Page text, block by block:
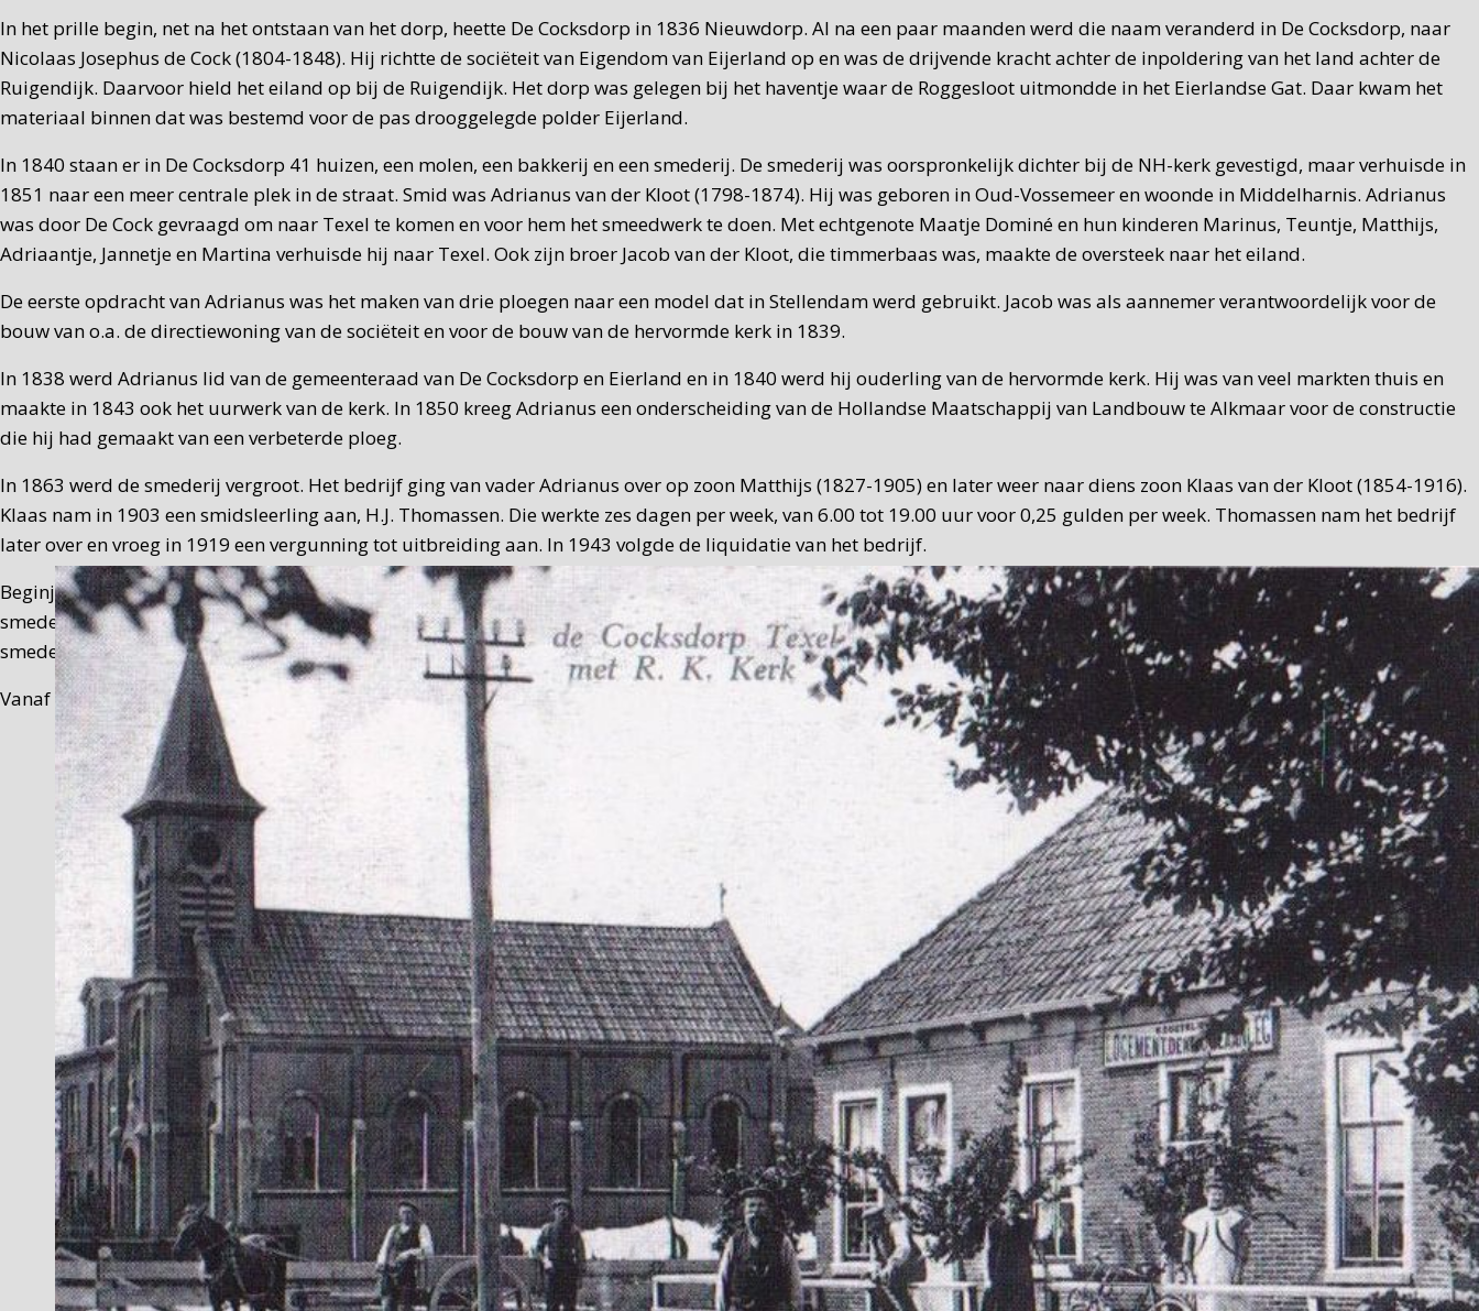
In het prille begin, net na het ontstaan van het dorp, heette De Cocksdorp in 1836 Nieuwdorp. Al na een paar maanden werd die naam veranderd in De Cocksdorp, naar
Nicolaas Josephus de Cock (1804-1848). Hij richtte de sociëteit van Eigendom van Eijerland op en was de drijvende kracht achter de inpoldering van het land achter de
Ruigendijk. Daarvoor hield het eiland op bij de Ruigendijk. Het dorp was gelegen bij het haventje waar de Roggesloot uitmondde in het Eierlandse Gat. Daar kwam het
materiaal binnen dat was bestemd voor de pas drooggelegde polder Eijerland.
In 1840 staan er in De Cocksdorp 41 huizen, een molen, een bakkerij en een smederij. De smederij was oorspronkelijk dichter bij de NH-kerk gevestigd, maar verhuisde in
1851 naar een meer centrale plek in de straat. Smid was Adrianus van der Kloot (1798-1874). Hij was geboren in Oud-Vossemeer en woonde in Middelharnis. Adrianus
was door De Cock gevraagd om naar Texel te komen en voor hem het smeedwerk te doen. Met echtgenote Maatje Dominé en hun kinderen Marinus, Teuntje, Matthijs,
Adriaantje, Jannetje en Martina verhuisde hij naar Texel. Ook zijn broer Jacob van der Kloot, die timmerbaas was, maakte de oversteek naar het eiland.
De eerste opdracht van Adrianus was het maken van drie ploegen naar een model dat in Stellendam werd gebruikt. Jacob was als aannemer verantwoordelijk voor de
bouw van o.a. de directiewoning van de sociëteit en voor de bouw van de hervormde kerk in 1839.
In 1838 werd Adrianus lid van de gemeenteraad van De Cocksdorp en Eierland en in 1840 werd hij ouderling van de hervormde kerk. Hij was van veel markten thuis en
maakte in 1843 ook het uurwerk van de kerk. In 1850 kreeg Adrianus een onderscheiding van de Hollandse Maatschappij van Landbouw te Alkmaar voor de constructie
die hij had gemaakt van een verbeterde ploeg.
In 1863 werd de smederij vergroot. Het bedrijf ging van vader Adrianus over op zoon Matthijs (1827-1905) en later weer naar diens zoon Klaas van der Kloot (1854-1916).
Klaas nam in 1903 een smidsleerling aan, H.J. Thomassen. Die werkte zes dagen per week, van 6.00 tot 19.00 uur voor 0,25 gulden per week. Thomassen nam het bedrijf
later over en vroeg in 1919 een vergunning tot uitbreiding aan. In 1943 volgde de liquidatie van het bedrijf.
Beginjaren zestig (1959-1965) zijn er onder leiding van C. de Waard nog wel smidswerkzaamheden verricht. De Waard was geen smid, maar had een loonbedrijf. Een
smederij-landbouwmechanisatiebedrijf was destijds een nuttig nevenbedrijf. Als De Waard in 1965 naar de Flevopolder vertrekt, komt er definitief een einde aan de
smederijgeschiedenis van De Cocksdorp.
Vanaf 1965 was het pand van de smederij in gebruik als woonhuis en in 2008 werd er een bed & breakfast van gemaakt.